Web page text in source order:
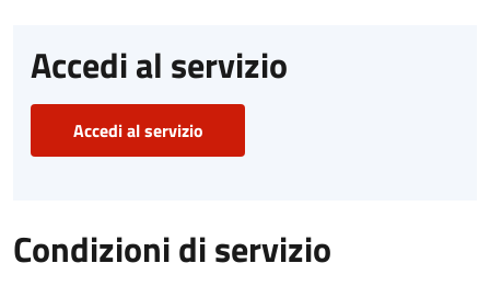
Accedi al servizio
Accedi al servizio
Condizioni di servizio